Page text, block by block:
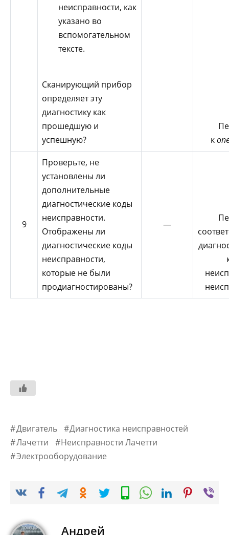
неисправности, как
указано во
вспомогательном
тексте.
Сканирующий прибор
определяет эту
диагностику как
прошедшую и
успешную?
к
9
Проверьте, не
установлены ли
дополнительные
диагностические коды
неисправности.
Отображены ли
диагностические коды
неисправности,
которые не были
продиагностированы?
—
Двигатель
Диагностика неисправностей
Лачетти
Неисправности Лачетти
Электрооборудование
Андрей